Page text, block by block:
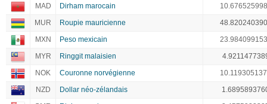
MAD
Dirham marocain
MUR
Roupie mauricienne
MXN
Peso mexicain
MYR
Ringgit malaisien
NOK
Couronne norvégienne
NZD
Dollar néo-zélandais